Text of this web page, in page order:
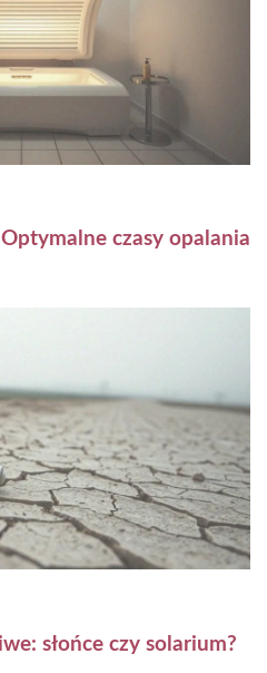
czasy opalania
słońce czy solarium?